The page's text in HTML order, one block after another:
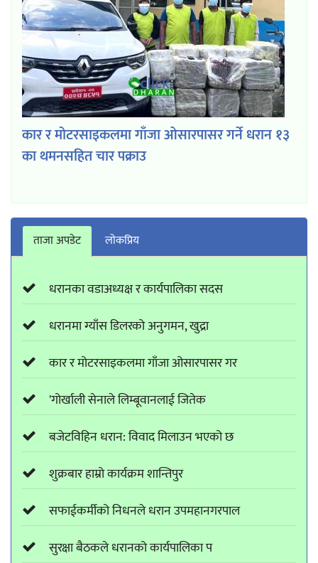
कार र मोटरसाइकलमा गाँजा ओसारपासर गर्ने धरान १३
का थमनसहित चार पक्राउ
ताजा अपडेट लाेकप्रिय
धरानका वडाअध्यक्ष र कार्यपालिका सदस
धरानमा ग्याँस डिलरको अनुगमन, खुद्रा
कार र मोटरसाइकलमा गाँजा ओसारपासर गर
'गोर्खाली सेनाले लिम्बूवानलाई जितेक
बजेटविहिन धरान: विवाद मिलाउन भएको छ
शुक्रबार हाम्रो कार्यक्रम शान्तिपुर
सफाईकर्मीको निधनले धरान उपमहानगरपाल
सुरक्षा बैठकले धरानको कार्यपालिका प